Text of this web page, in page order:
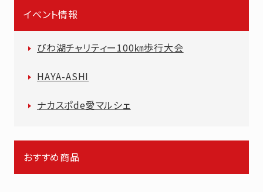
イベント情報
びわ湖チャリティー100㎞歩行大会
HAYA-ASHI
ナカスポde愛マルシェ
おすすめ商品